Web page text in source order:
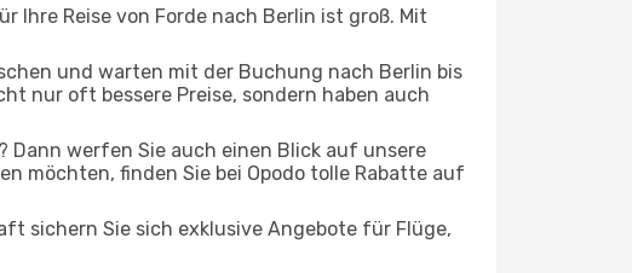
Ihre Reise von Forde nach Berlin ist groß. Mit
und warten mit der Buchung nach Berlin bis
nur oft bessere Preise, sondern haben auch
Dann werfen Sie auch einen Blick auf unsere
möchten, finden Sie bei Opodo tolle Rabatte auf
sichern Sie sich exklusive Angebote für Flüge,